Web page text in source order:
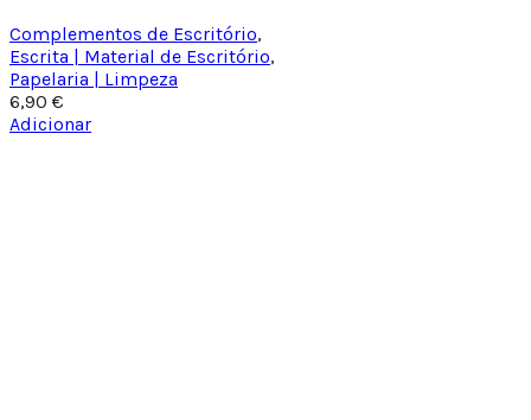
Complementos de Escritório,
Escrita | Material de Escritório,
Papelaria | Limpeza
6,90 €
Adicionar